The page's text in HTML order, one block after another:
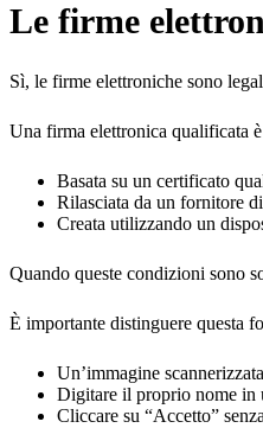
Le firme
Sì, le firme elettroniche sono
Una firma elettronica qualificata
Basata su un certificato
Rilasciata da un fornitore
Creata utilizzando un
Quando queste condizioni sono
È importante distinguere questa
Un’immagine
Digitare il proprio nome in
Cliccare su “Accetto”